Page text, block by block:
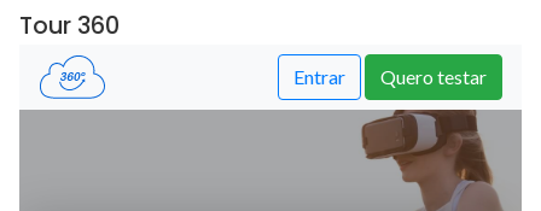
Tour 360